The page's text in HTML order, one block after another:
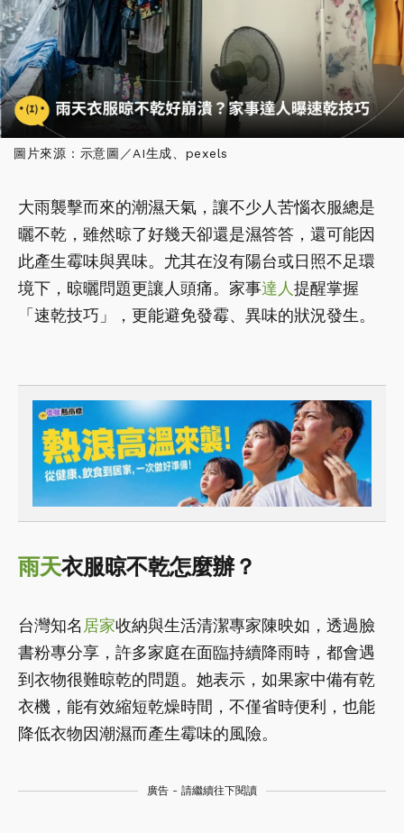
圖片來源：示意圖／AI生成、pexels
大雨襲擊而來的潮濕天氣，讓不少人苦惱衣服總是
曬不乾，雖然晾了好幾天卻還是濕答答，還可能因
此產生霉味與異味。尤其在沒有陽台或日照不足環
境下，晾曬問題更讓人頭痛。家事達人提醒掌握
「速乾技巧」，更能避免發霉、異味的狀況發生。
雨天衣服晾不乾怎麼辦？
台灣知名 居家收納與生活清潔專家陳映如，透過臉
書粉專分享，許多家庭在面臨持續降雨時，都會遇
到衣物很難晾乾的問題。她表示，如果家中備有乾
衣機，能有效縮短乾燥時間，不僅省時便利，也能
降低衣物因潮濕而產生霉味的風險。
廣告 - 請繼續往下閱讀